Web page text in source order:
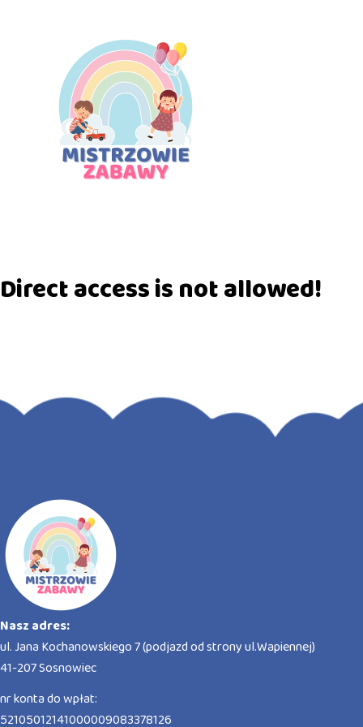
Direct access is not allowed!
Nasz adres:
ul. Jana Kochanowskiego 7 (podjazd od strony ul.Wapiennej)
41-207 Sosnowiec
nr konta do wpłat:
52105012141000009083378126